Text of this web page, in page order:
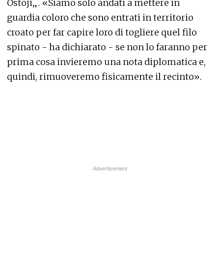
Ostoji„. «Siamo solo andati a mettere in
guardia coloro che sono entrati in territorio
croato per far capire loro di togliere quel filo
spinato - ha dichiarato - se non lo faranno per
prima cosa invieremo una nota diplomatica e,
quindi, rimuoveremo fisicamente il recinto».